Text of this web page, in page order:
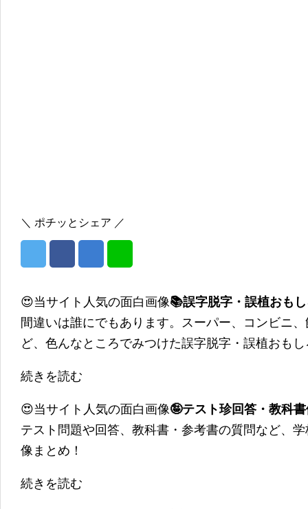
＼ ポチッとシェア ／
😍当サイト人気の面白画像📚誤字脱字・誤植おも
間違いは誰にでもあります。スーパー、コンビニ
ど、色んなところでみつけた誤字脱字・誤植おも
続きを読む
😍当サイト人気の面白画像🤪テスト珍回答・教科
テスト問題や回答、教科書・参考書の質問など、
像まとめ！
続きを読む